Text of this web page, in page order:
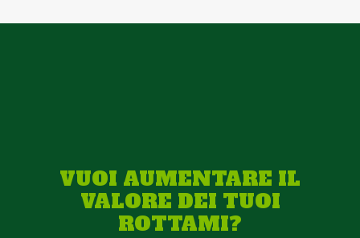
VUOI AUMENTARE IL
VALORE DEI TUOI
ROTTAMI?